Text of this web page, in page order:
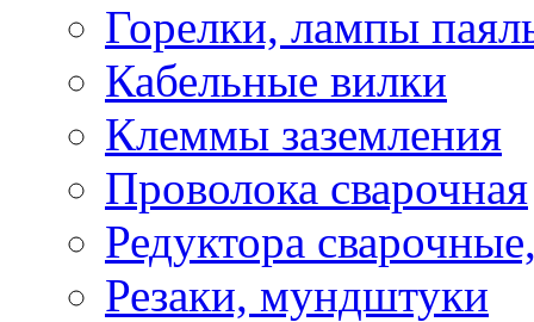
Горелки, лампы
Кабельные вилки
Клеммы заземления
Проволока сварочная
Редуктора
Резаки, мундштуки